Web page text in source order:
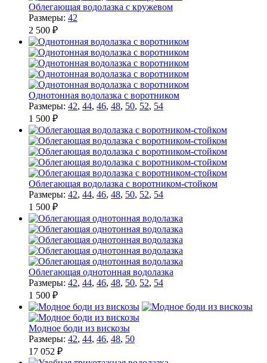
Облегающая водолазка с кружевом
Размеры: 42
2 500 ₽
Однотонная водолазка с воротником
Размеры: 42, 44, 46, 48, 50, 52, 54
1 500 ₽
Облегающая водолазка с воротником-стойком
Размеры: 42, 44, 46, 48, 50, 52, 54
1 500 ₽
Облегающая однотонная водолазка
Размеры: 42, 44, 46, 48, 50, 52, 54
1 500 ₽
Модное боди из вискозы
Размеры: 42, 44, 46, 48, 50
17 052 ₽